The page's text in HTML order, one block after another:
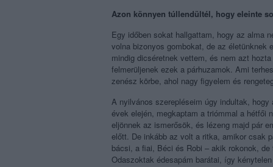
Azon könnyen túllendültél, hogy eleinte
Egy időben sokat hallgattam, hogy az alma
volna bizonyos gombokat, de az
mindig dicséretnek vettem, és nem azt
felmerüljenek ezek a párhuzamok. Ami
zenész körbe, ahol nagy figyelem és
A nyilvános szerepléseim úgy indultak,
évek elején, megkaptam a triómmal a hétfői
eljönnek az ismerősök, és lézeng majd pár
előtt. De inkább az volt a ritka, amikor csak
bácsi, a fiai, Béci és Robi – akik rokonok,
Odaszoktak édesapám barátai, így